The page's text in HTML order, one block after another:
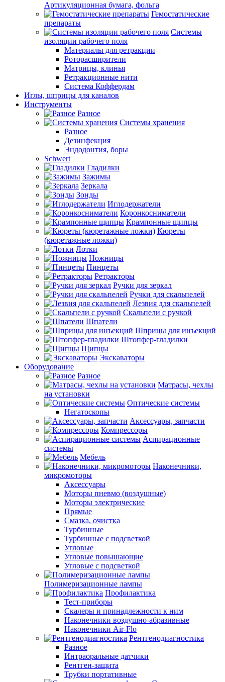
Артикуляционная бумага, фольга
Гемостатические
препараты
Системы
изоляции рабочего поля
Материалы для ретракции
Роторасширители
Матрицы, клинья
Ретракционные нити
Система Коффердам
Иглы, шприцы для каналов
Инструменты
Разное
Системы хранения
Разное
Дезинфекция
Эндодонтия, боры
Schwert
Гладилки
Зажимы
Зеркала
Зонды
Иглодержатели
Коронкосниматели
Крампонные щипцы
Кюреты
(кюретажные ложки)
Лотки
Ножницы
Пинцеты
Ретракторы
Ручки для зеркал
Ручки для скальпелей
Лезвия для скальпелей
Скальпели с ручкой
Шпатели
Шприцы для инъекций
Штопфер-гладилки
Щипцы
Экскаваторы
Оборудование
Разное
Матрасы, чехлы
на установки
Оптические системы
Негатоскопы
Аксессуары, запчасти
Компрессоры
Аспирационные
системы
Мебель
Наконечники,
микромоторы
Аксессуары
Моторы пневмо (воздушные)
Моторы электрические
Прямые
Смазка, очистка
Турбинные
Турбинные с подсветкой
Угловые
Угловые повышающие
Угловые с подсветкой
Полимеризационные лампы
Профилактика
Тест-приборы
Скалеры и принадлежности к ним
Наконечники воздушно-абразивные
Наконечники Air-Flo
Рентгенодиагностика
Разное
Интраоральные датчики
Рентген-защита
Трубки портативные